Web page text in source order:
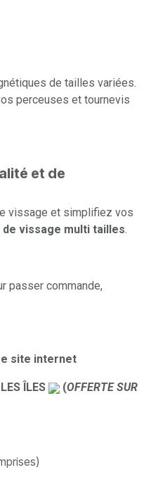
de tailles variées.
perceuses et tournevis
et de
vissage et simplifiez vos
de vissage multi tailles.
passer commande,
site internet
ÎLES (OFFERTE SUR